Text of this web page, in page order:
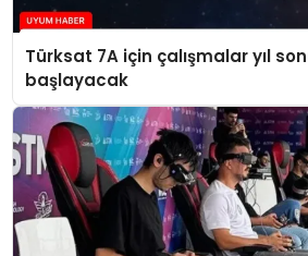
Türksat 7A için çalışmalar yıl
başlayacak